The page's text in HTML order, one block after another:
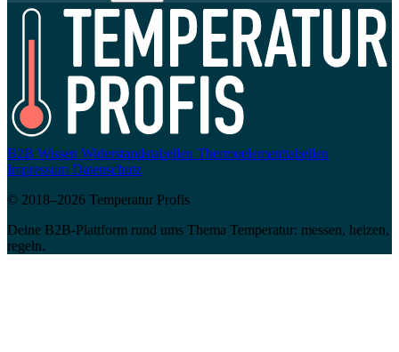
B2B Wissen Widerstandstabellen Thermoelementtabellen
Impressum Datenschutz
© 2018–2026 Temperatur Profis
Deine B2B-Plattform rund ums Thema Temperatur: messen, heizen,
regeln.